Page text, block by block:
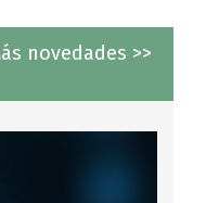
novedades >>